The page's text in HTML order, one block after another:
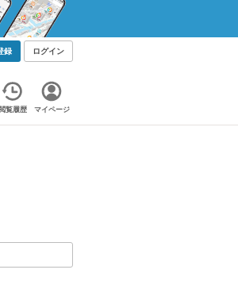
録 ログイン
閲覧履歴 マイページ